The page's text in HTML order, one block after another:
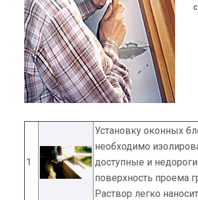
1
Установку оконных
необходимо
доступные и
поверхность проема
Раствор легко